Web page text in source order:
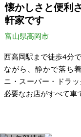
きる点も魅力です。 さらに敷地内には、約60㎡の大型納屋があ
り、農具や趣味の道具、
懐かしさと便利
軒家です
富山県高岡市
西高岡駅まで徒歩4分
ながら、静かで落ち
ニ・スーパー・ドラ
必要なお店がすべて車
心感」と「のんびり